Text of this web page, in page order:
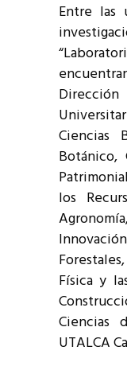
Entre las
Dirección
Ciencias
Botánico,
los
Física y
Ciencias
UTALCA